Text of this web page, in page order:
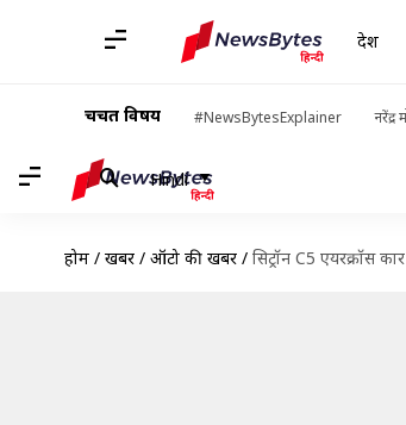
देश
चर्चित विषय #NewsBytesExplainer नरेंद्र
Hindi
होम / खबरें / ऑटो की खबरें / सिट्रॉन C5 एयरक्रॉस